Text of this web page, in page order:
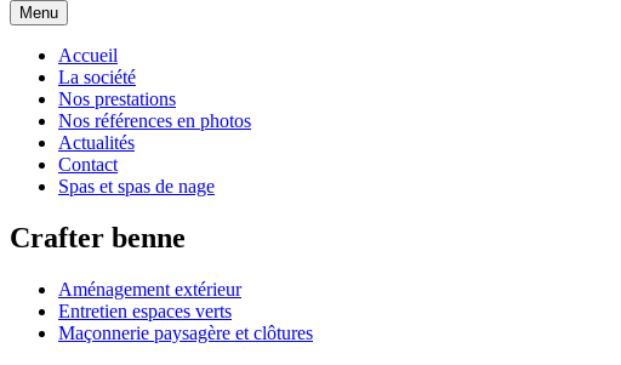
Menu
Accueil
La société
Nos prestations
Nos références en photos
Actualités
Contact
Spas et spas de nage
Crafter benne
Aménagement extérieur
Entretien espaces verts
Maçonnerie paysagère et clôtures